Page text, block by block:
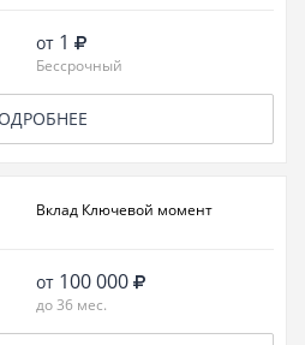
от 1
Бессрочный
Вклад Ключевой момент
от 100 000
до 36 мес.